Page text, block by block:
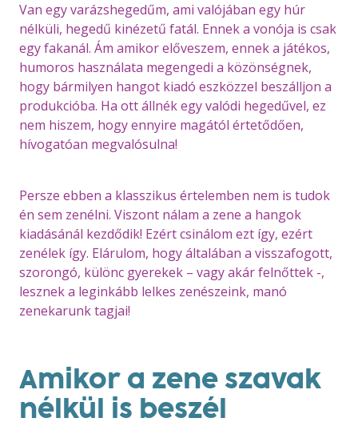
Van egy varázshegedűm, ami valójában egy húr
nélküli, hegedű kinézetű fatál. Ennek a vonója is csak
egy fakanál. Ám amikor előveszem, ennek a játékos,
humoros használata megengedi a közönségnek,
hogy bármilyen hangot kiadó eszközzel beszálljon a
produkcióba. Ha ott állnék egy valódi hegedűvel, ez
nem hiszem, hogy ennyire magától értetődően,
hívogatóan megvalósulna!
Persze ebben a klasszikus értelemben nem is tudok
én sem zenélni. Viszont nálam a zene a hangok
kiadásánál kezdődik! Ezért csinálom ezt így, ezért
zenélek így. Elárulom, hogy általában a visszafogott,
szorongó, különc gyerekek – vagy akár felnőttek -,
lesznek a leginkább lelkes zenészeink, manó
zenekarunk tagjai!
Amikor a zene szavak
nélkül is beszél